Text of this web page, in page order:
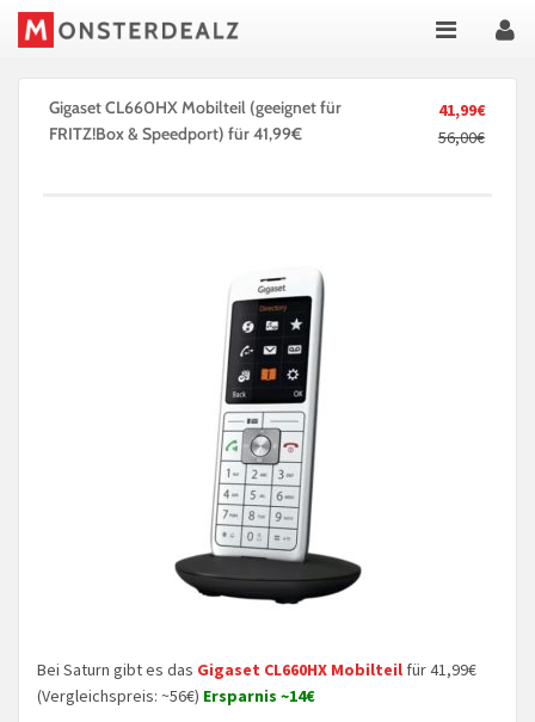
41,99€
56,00€
Gigaset CL660HX Mobilteil (geeignet für
FRITZ!Box & Speedport) für 41,99€
Bei Saturn gibt es das Gigaset CL660HX Mobilteil für 41,99€
(Vergleichspreis: ~56€) Ersparnis ~14€